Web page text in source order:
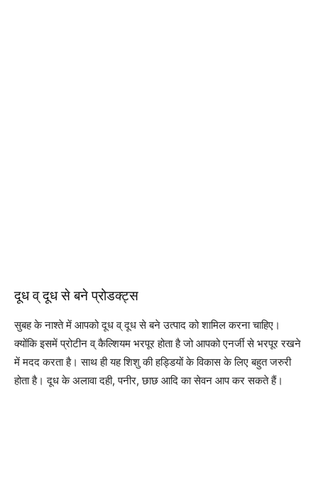
दूध व् दूध से बने प्रोडक्ट्स
सुबह के नाश्ते में आपको दूध व् दूध से बने उत्पाद को शामिल करना चाहिए।
क्योंकि इसमें प्रोटीन व् कैल्शियम भरपूर होता है जो आपको एनर्जी से भरपूर रखने
में मदद करता है। साथ ही यह शिशु की हड्डियों के विकास के लिए बहुत जरुरी
होता है। दूध के अलावा दही, पनीर, छाछ आदि का सेवन आप कर सकते हैं।